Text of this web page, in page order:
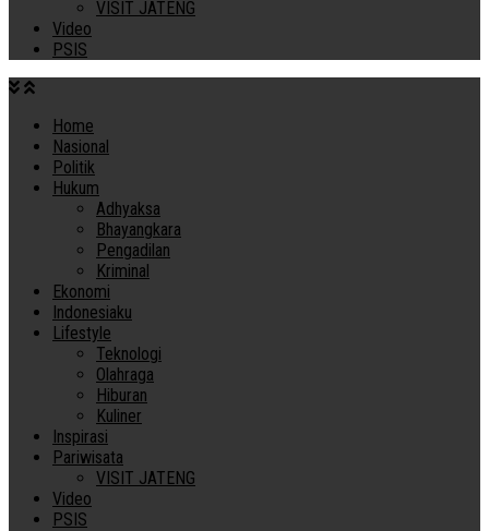
VISIT JATENG
Video
PSIS
Home
Nasional
Politik
Hukum
Adhyaksa
Bhayangkara
Pengadilan
Kriminal
Ekonomi
Indonesiaku
Lifestyle
Teknologi
Olahraga
Hiburan
Kuliner
Inspirasi
Pariwisata
VISIT JATENG
Video
PSIS